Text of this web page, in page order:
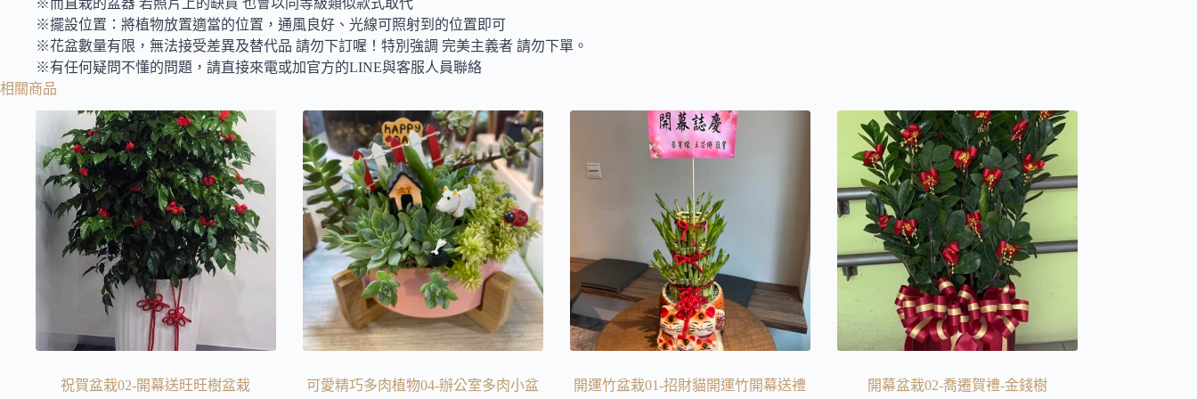
※擺設位置：將植物放置適當的位置，通風良好、光線可照射到的位置即可
※花盆數量有限，無法接受差異及替代品 請勿下訂喔！特別強調 完美主義者 請勿下單。
※有任何疑問不懂的問題，請直接來電或加官方的LINE與客服人員聯絡
相關商品
祝賀盆栽02-開幕送旺旺樹盆栽 可愛精巧多肉植物04-辦公室多肉小盆 開運竹盆栽01-招財貓開運竹開幕送禮 開幕盆栽02-喬遷賀禮-金錢樹